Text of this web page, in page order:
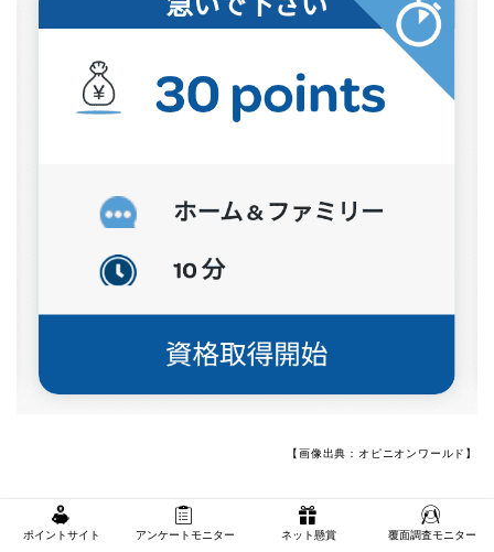
【画像出典：オピニオンワールド】
2つ目のコツは、
アンケートは募集が始まり次第、出来
ポイントサイト アンケートモニター ネット懸賞 覆面調査モニター